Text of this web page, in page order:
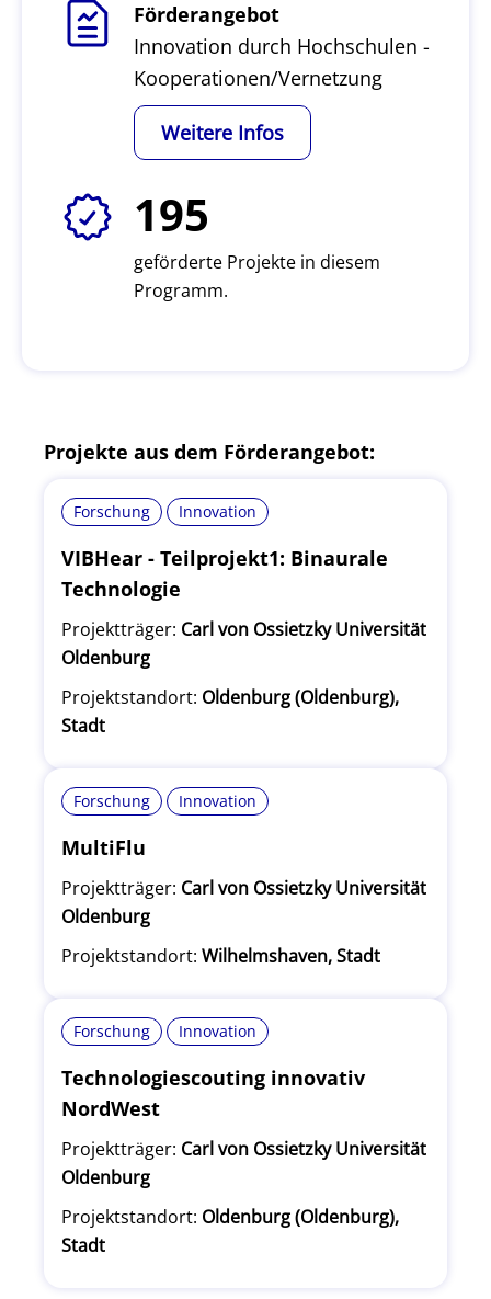
Förderangebot
Innovation durch Hochschulen -
Kooperationen/Vernetzung
Weitere Infos
195
geförderte Projekte in diesem
Programm.
Projekte aus dem Förderangebot:
Forschung Innovation
VIBHear - Teilprojekt1: Binaurale
Technologie
Projektträger: Carl von Ossietzky Universität
Oldenburg
Projektstandort: Oldenburg (Oldenburg),
Stadt
Forschung Innovation
MultiFlu
Projektträger: Carl von Ossietzky Universität
Oldenburg
Projektstandort: Wilhelmshaven, Stadt
Forschung Innovation
Technologiescouting innovativ
NordWest
Projektträger: Carl von Ossietzky Universität
Oldenburg
Projektstandort: Oldenburg (Oldenburg),
Stadt